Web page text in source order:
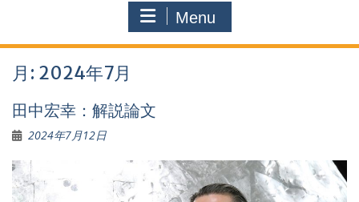
Menu
月: 2024年7月
田中宏幸：解説論文
2024年7月12日